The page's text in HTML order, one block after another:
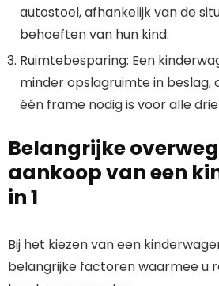
autostoel, afhankelijk van de
behoeften van hun kind.
Ruimtebesparing: Een
minder opslagruimte in beslag,
één frame nodig is voor alle
Belangrijke
aankoop van een
in 1
Bij het kiezen van een
belangrijke factoren waarmee u